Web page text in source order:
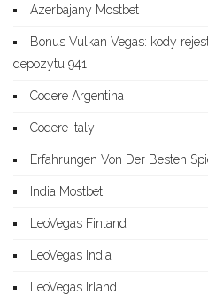
Azerbajany Mostbet
Bonus Vulkan Vegas: kody
depozytu 941
Codere Argentina
Codere Italy
Erfahrungen Von Der Besten
India Mostbet
LeoVegas Finland
LeoVegas India
LeoVegas Irland